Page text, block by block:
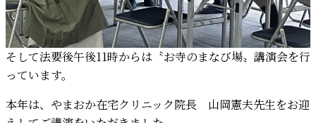
そして法要後午後11時からは〝お寺のまなび場〟講演会を行
っています。
本年は、やまおか在宅クリニック院長 山岡憲夫先生をお迎